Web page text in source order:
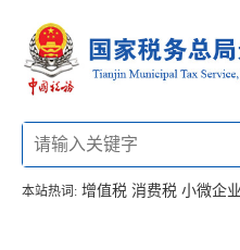
本站热词: 增值税 消费税 小微企业